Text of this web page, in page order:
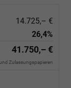
14.725,– €
26,4%
41.750,– €
Zulassungspapieren